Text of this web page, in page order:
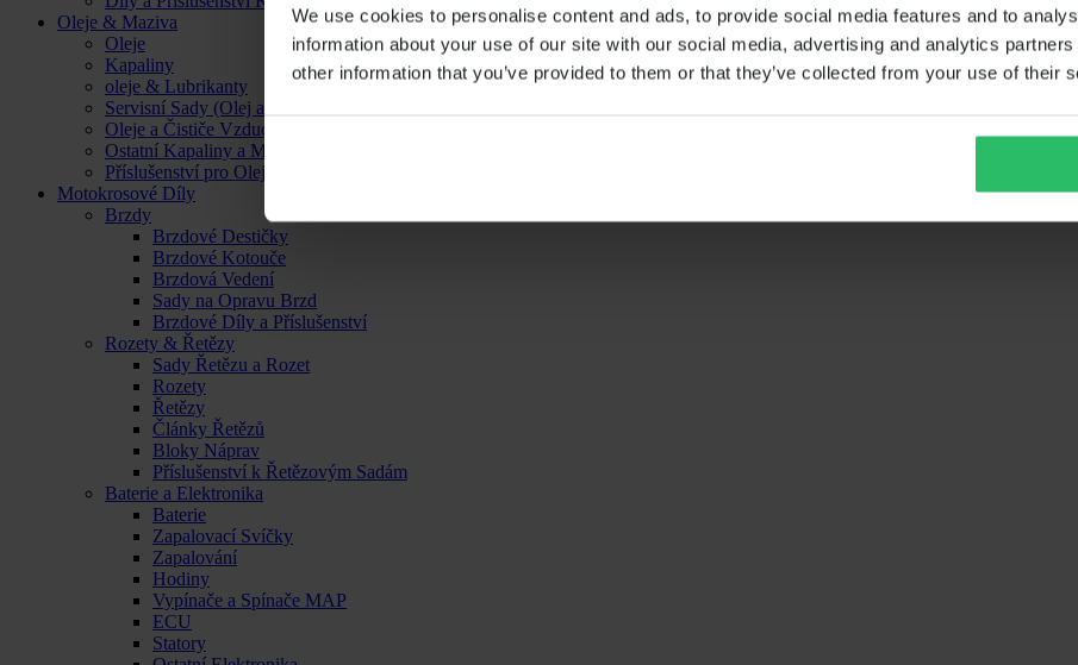
We use cookies to personalise content and ads, to provide social media features and to
information about your use of our site with our social media, advertising and analytics
other information that you’ve provided to them or that they’ve collected from your use of their
Oleje & Maziva
Oleje
Kapaliny
oleje & Lubrikanty
Servisní Sady (Olej a Filtr)
Oleje a Čističe Vzduchových Filtrů
Ostatní Kapaliny a Maziva
Příslušenství pro Oleje, Kapaliny a Maziva
Motokrosové Díly
Brzdy
Brzdové Destičky
Brzdové Kotouče
Brzdová Vedení
Sady na Opravu Brzd
Brzdové Díly a Příslušenství
Rozety & Řetězy
Sady Řetězu a Rozet
Rozety
Řetězy
Články Řetězů
Bloky Náprav
Příslušenství k Řetězovým Sadám
Baterie a Elektronika
Baterie
Zapalovací Svíčky
Zapalování
Hodiny
Vypínače a Spínače MAP
ECU
Statory